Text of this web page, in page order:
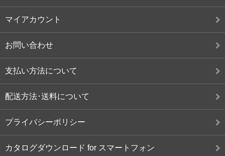
マイアカウント
お問い合わせ
支払い方法について
配送方法･送料について
プライバシーポリシー
カタログダウンロード for スマートフォン